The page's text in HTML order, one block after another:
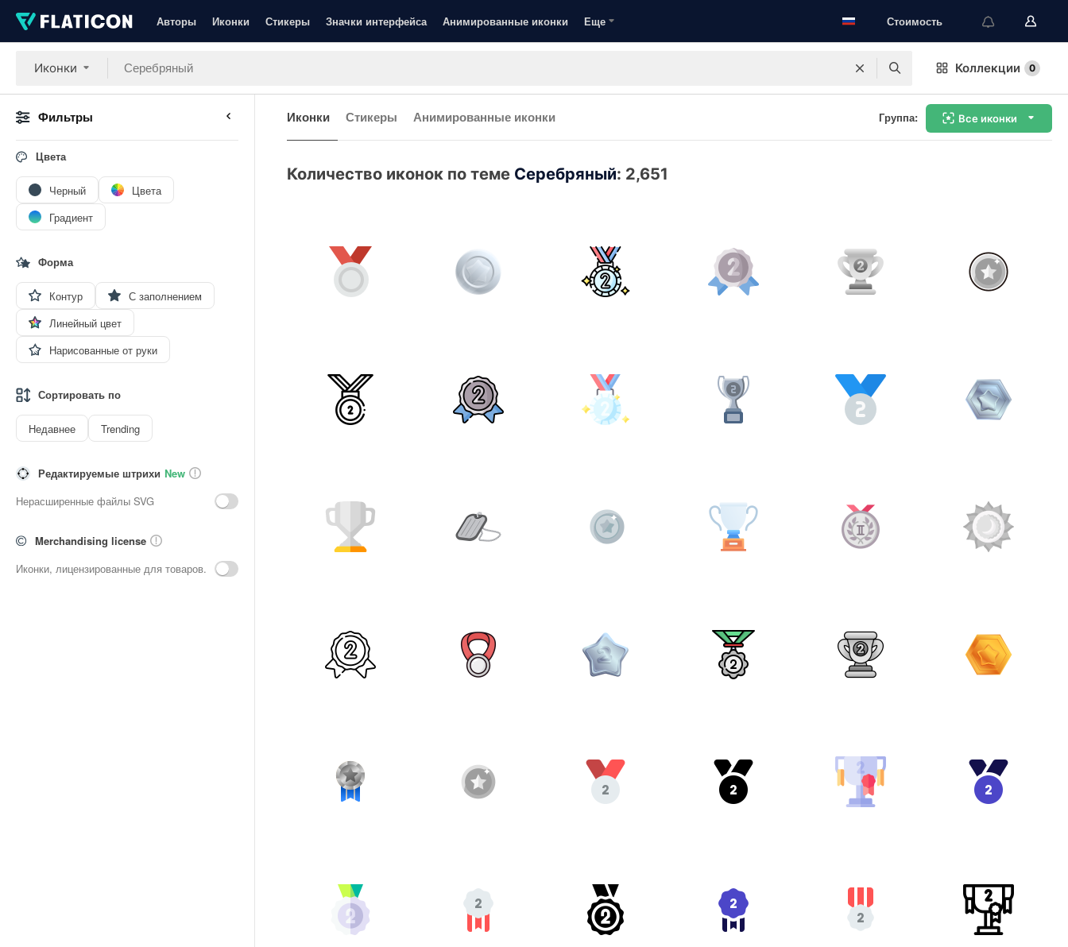
Авторы Иконки Стикеры Значки интерфейса Анимированные иконки Еще Стоимость
Иконки Коллекции 0
Фильтры
Цвета
Черный
Цвета
Градиент
Форма
Контур
С заполнением
Линейный цвет
Нарисованные от руки
Сортировать по
Недавнее Trending
Редактируемые штрихи New
Нерасширенные файлы SVG
Merchandising license
Иконки, лицензированные для товаров.
Иконки Стикеры Анимированные иконки Группа: Все иконки
Количество иконок по теме Серебряный: 2,651